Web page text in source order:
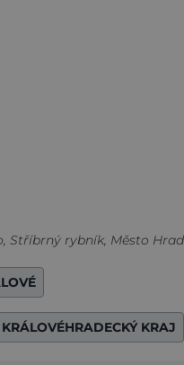
Stříbrný rybník, Město
KRÁLOVÉHRADECKÝ KRAJ